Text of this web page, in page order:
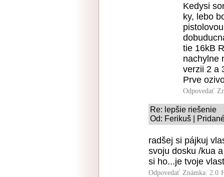
Kedysi
ky, lebo
tie 16kB
nachylne
verzii 2 a
Prve
Odpovedať
Re: lepšie riešenie
Od: Ferikuš |
radšej si pájkuj
svoju dosku /kua
si ho...je tvoje
Odpovedať Známka: 2.0